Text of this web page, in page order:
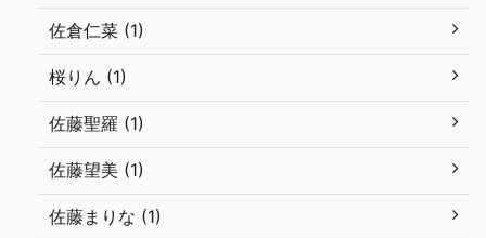
佐倉仁菜 (1)
桜りん (1)
佐藤聖羅 (1)
佐藤望美 (1)
佐藤まりな (1)